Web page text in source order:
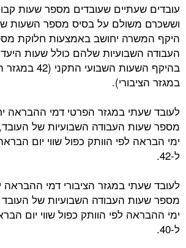
עובדים שעתיים שעובדים מספר שעות
וששכרם משולם על בסיס מספר השעות
היקף המשרה יחושב באמצעות חלוקת
העבודה השבועיות שלהם כולל שעות
במגזר הציבורי).
לעובד שעתי במגזר הפרטי דמי ההבראה
מספר שעות העבודה השבועיות של
ימי הבראה לפי הוותק כפול שווי יום
ל-42.
לעובד שעתי במגזר הציבורי דמי ההבראה
מספר שעות העבודה השבועיות של
ימי ההבראה לפי הוותק כפול שווי יום
ל-40.